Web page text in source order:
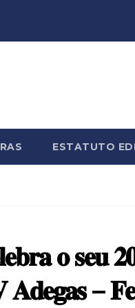
ESTATUTO
𝐨 𝐬𝐞𝐮
𝐀𝐝𝐞𝐠𝐚𝐬 –